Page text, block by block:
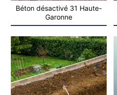
Béton désactivé 31 Haute-
Garonne